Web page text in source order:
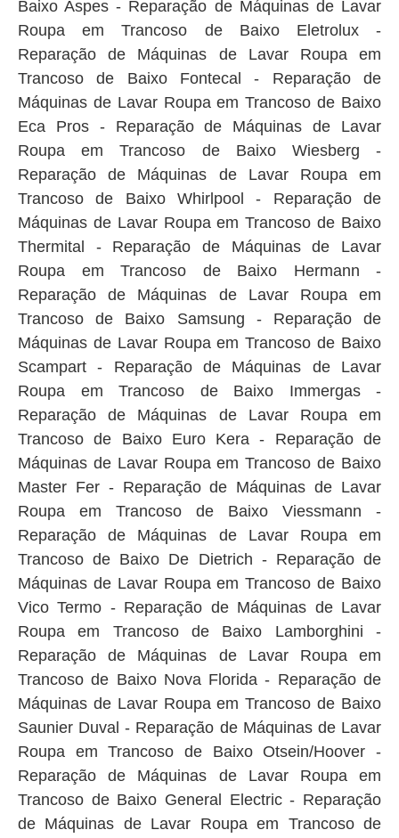
Baixo Aspes - Reparação de Máquinas de Lavar
Roupa em Trancoso de Baixo Eletrolux -
Reparação de Máquinas de Lavar Roupa em
Trancoso de Baixo Fontecal - Reparação de
Máquinas de Lavar Roupa em Trancoso de Baixo
Eca Pros - Reparação de Máquinas de Lavar
Roupa em Trancoso de Baixo Wiesberg -
Reparação de Máquinas de Lavar Roupa em
Trancoso de Baixo Whirlpool - Reparação de
Máquinas de Lavar Roupa em Trancoso de Baixo
Thermital - Reparação de Máquinas de Lavar
Roupa em Trancoso de Baixo Hermann -
Reparação de Máquinas de Lavar Roupa em
Trancoso de Baixo Samsung - Reparação de
Máquinas de Lavar Roupa em Trancoso de Baixo
Scampart - Reparação de Máquinas de Lavar
Roupa em Trancoso de Baixo Immergas -
Reparação de Máquinas de Lavar Roupa em
Trancoso de Baixo Euro Kera - Reparação de
Máquinas de Lavar Roupa em Trancoso de Baixo
Master Fer - Reparação de Máquinas de Lavar
Roupa em Trancoso de Baixo Viessmann -
Reparação de Máquinas de Lavar Roupa em
Trancoso de Baixo De Dietrich - Reparação de
Máquinas de Lavar Roupa em Trancoso de Baixo
Vico Termo - Reparação de Máquinas de Lavar
Roupa em Trancoso de Baixo Lamborghini -
Reparação de Máquinas de Lavar Roupa em
Trancoso de Baixo Nova Florida - Reparação de
Máquinas de Lavar Roupa em Trancoso de Baixo
Saunier Duval - Reparação de Máquinas de Lavar
Roupa em Trancoso de Baixo Otsein/Hoover -
Reparação de Máquinas de Lavar Roupa em
Trancoso de Baixo General Electric - Reparação
de Máquinas de Lavar Roupa em Trancoso de